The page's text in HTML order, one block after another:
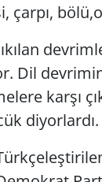
çarpı,
Dil
karşı
diyorlardı.